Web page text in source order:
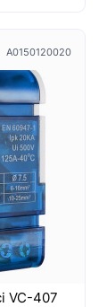
A0150120020
VC-407